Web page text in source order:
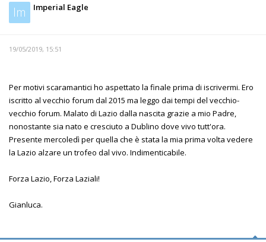
Im Imperial Eagle
19/05/2019, 15:51
Per motivi scaramantici ho aspettato la finale prima di iscrivermi. Ero
iscritto al vecchio forum dal 2015 ma leggo dai tempi del vecchio-
vecchio forum. Malato di Lazio dalla nascita grazie a mio Padre,
nonostante sia nato e cresciuto a Dublino dove vivo tutt'ora.
Presente mercoledì per quella che è stata la mia prima volta vedere
la Lazio alzare un trofeo dal vivo. Indimenticabile.
Forza Lazio, Forza Laziali!
Gianluca.